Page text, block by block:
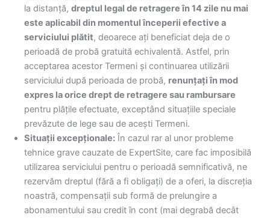
la distanță, dreptul legal de retragere în 14 zile nu mai
este aplicabil din momentul începerii efective a
serviciului plătit, deoarece ați beneficiat deja de o
perioadă de probă gratuită echivalentă. Astfel, prin
acceptarea acestor Termeni și continuarea utilizării
serviciului după perioada de probă, renunțați în mod
expres la orice drept de retragere sau rambursare
pentru plățile efectuate, exceptând situațiile speciale
prevăzute de lege sau de acești Termeni.
Situații excepționale: În cazul rar al unor probleme
tehnice grave cauzate de ExpertSite, care fac imposibilă
utilizarea serviciului pentru o perioadă semnificativă, ne
rezervăm dreptul (fără a fi obligați) de a oferi, la discreția
noastră, compensații sub formă de prelungire a
abonamentului sau credit în cont (mai degrabă decât